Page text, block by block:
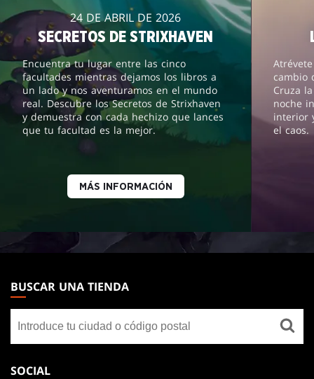
24 DE ABRIL DE 2026
SECRETOS DE STRIXHAVEN
Encuentra tu lugar entre las cinco
facultades mientras dejamos los libros a
un lado y nos aventuramos en el mundo
real. Descubre los Secretos de Strixhaven
y demuestra con cada hechizo que lances
que tu facultad es la mejor.
MÁS INFORMACIÓN
cambio
Cruza
noche
interior
el caos.
THE
GATHERING
FOOTER
BUSCAR UNA TIENDA
una
tienda
SOCIAL